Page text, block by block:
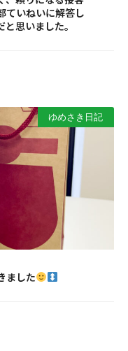
ていねいに解答し
思いました。
ゆめさき日記
ました